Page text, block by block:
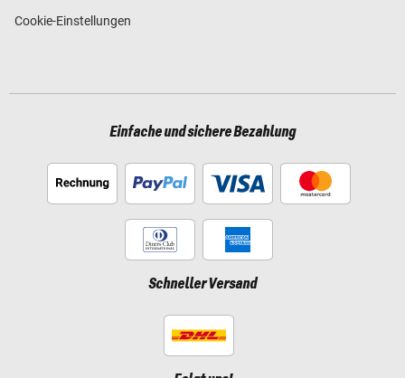
Cookie-Einstellungen
Einfache und sichere Bezahlung
Schneller Versand